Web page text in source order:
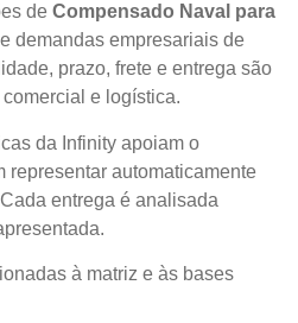
de Compensado Naval para
demandas empresariais de
prazo, frete e entrega são
e logística.
da Infinity apoiam o
representar automaticamente
entrega é analisada
à matriz e às bases